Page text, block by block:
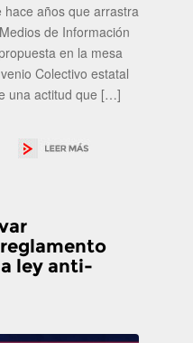
años que arrastra
de Información
en la mesa
Colectivo estatal
una actitud que […]
ley anti-